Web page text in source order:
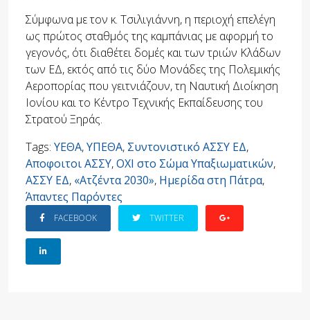
Σύμφωνα με τον κ. Τσιλιγιάννη, η περιοχή επελέγη
ως πρώτος σταθμός της καμπάνιας με αφορμή το
γεγονός, ότι διαθέτει δομές και των τριών Κλάδων
των ΕΔ, εκτός από τις δύο Μονάδες της Πολεμικής
Αεροπορίας που γειτνιάζουν, τη Ναυτική Διοίκηση
Ιονίου και το Κέντρο Τεχνικής Εκπαίδευσης του
Στρατού Ξηράς.
Tags: ΥΕΘΑ,ΥΠΕΘΑ, Συντονιστικό ΑΣΣΥ ΕΔ,
Αποφοιτοι ΑΣΣΥ,ΟΧΙ στο Σώμα Υπαξιωματικών,
ΑΣΣΥ ΕΔ, «Ατζέντα 2030», Ημερίδα στη Πάτρα,
Άπαντες Παρόντες
FACEBOOK TWITTER